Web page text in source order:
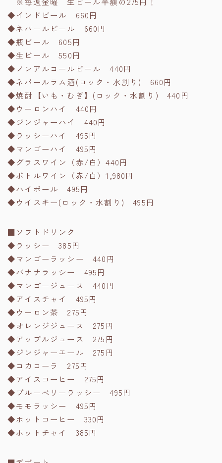
◆インドビール 660円
◆ネパールビール 660円
◆瓶ビール 605円
◆生ビール 550円
◆ノンアルコールビール 440円
◆ネパールラム酒(ロック・水割り) 660円
◆焼酎【いも・むぎ】(ロック・水割り) 440円
◆ウーロンハイ 440円
◆ジンジャーハイ 440円
◆ラッシーハイ 495円
◆マンゴーハイ 495円
◆グラスワイン（赤/白）440円
◆ボトルワイン（赤/白）1,980円
◆ハイボール 495円
◆ウイスキー(ロック・水割り) 495円
■ソフトドリンク
◆ラッシー 385円
◆マンゴーラッシー 440円
◆バナナラッシー 495円
◆マンゴージュース 440円
◆アイスチャイ 495円
◆ウーロン茶 275円
◆オレンジジュース 275円
◆アップルジュース 275円
◆ジンジャーエール 275円
◆コカコーラ 275円
◆アイスコーヒー 275円
◆ブルーベリーラッシー 495円
◆モモラッシー 495円
◆ホットコーヒー 330円
◆ホットチャイ 385円